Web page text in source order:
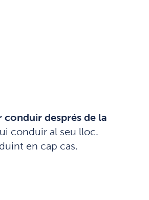
conduir després de la
conduir al seu lloc.
en cap cas.